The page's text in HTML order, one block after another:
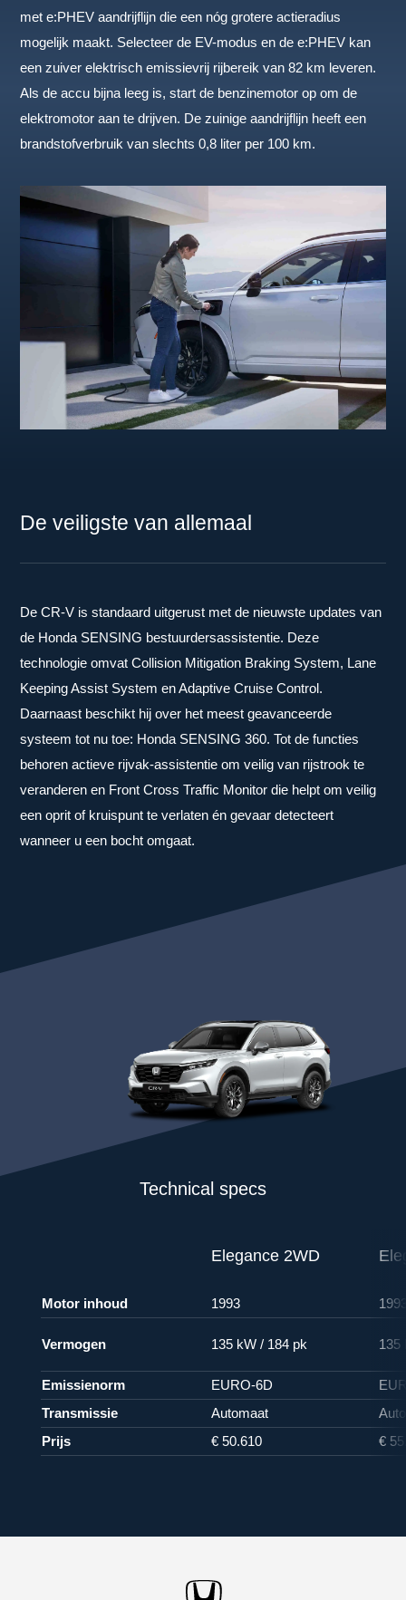
met e:PHEV aandrijflijn die een nóg grotere actieradius
mogelijk maakt. Selecteer de EV-modus en de e:PHEV kan
een zuiver elektrisch emissievrij rijbereik van 82 km leveren.
Als de accu bijna leeg is, start de benzinemotor op om de
elektromotor aan te drijven. De zuinige aandrijflijn heeft een
brandstofverbruik van slechts 0,8 liter per 100 km.
De veiligste van allemaal
De CR-V is standaard uitgerust met de nieuwste updates van
de Honda SENSING bestuurdersassistentie. Deze
technologie omvat Collision Mitigation Braking System, Lane
Keeping Assist System en Adaptive Cruise Control.
Daarnaast beschikt hij over het meest geavanceerde
systeem tot nu toe: Honda SENSING 360. Tot de functies
behoren actieve rijvak-assistentie om veilig van rijstrook te
veranderen en Front Cross Traffic Monitor die helpt om veilig
een oprit of kruispunt te verlaten én gevaar detecteert
wanneer u een bocht omgaat.
Technical specs
Elegance 2WD
Motor inhoud 1993
Vermogen 135 kW / 184 pk 135
Emissienorm EURO-6D
Transmissie
Automaat
Prijs
€ 50.610 €